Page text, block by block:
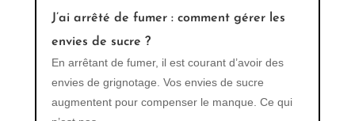
J’ai arrêté de fumer : comment gérer les
envies de sucre ?
En arrêtant de fumer, il est courant d’avoir des
envies de grignotage. Vos envies de sucre
augmentent pour compenser le manque. Ce qui